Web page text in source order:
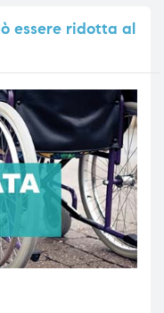
essere ridotta al